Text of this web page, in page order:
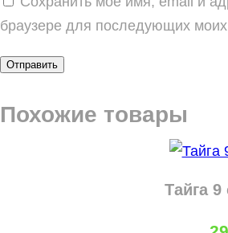
браузере для последующих
Похожие товары
Тайга